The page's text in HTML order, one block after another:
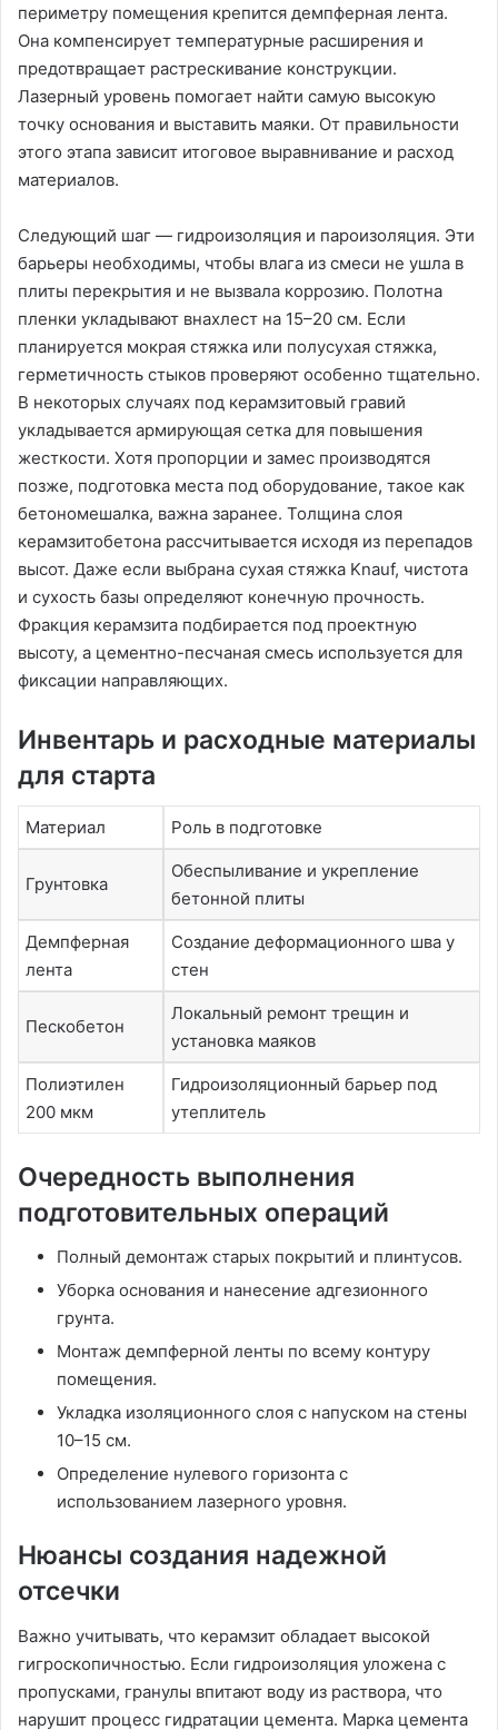
периметру помещения крепится демпферная лента.
Она компенсирует температурные расширения и
предотвращает растрескивание конструкции.
Лазерный уровень помогает найти самую высокую
точку основания и выставить маяки. От правильности
этого этапа зависит итоговое выравнивание и расход
материалов.
Следующий шаг — гидроизоляция и пароизоляция. Эти
барьеры необходимы, чтобы влага из смеси не ушла в
плиты перекрытия и не вызвала коррозию. Полотна
пленки укладывают внахлест на 15–20 см. Если
планируется мокрая стяжка или полусухая стяжка,
герметичность стыков проверяют особенно тщательно.
В некоторых случаях под керамзитовый гравий
укладывается армирующая сетка для повышения
жесткости. Хотя пропорции и замес производятся
позже, подготовка места под оборудование, такое как
бетономешалка, важна заранее. Толщина слоя
керамзитобетона рассчитывается исходя из перепадов
высот. Даже если выбрана сухая стяжка Knauf, чистота
и сухость базы определяют конечную прочность.
Фракция керамзита подбирается под проектную
высоту, а цементно-песчаная смесь используется для
фиксации направляющих.
Инвентарь и расходные материалы
для старта
Материал Роль в подготовке
Грунтовка
Обеспыливание и укрепление
бетонной плиты
Демпферная
лента
Создание деформационного шва у
стен
Пескобетон
Локальный ремонт трещин и
установка маяков
Полиэтилен
200 мкм
Гидроизоляционный барьер под
утеплитель
Очередность выполнения
подготовительных операций
Полный демонтаж старых покрытий и плинтусов.
Уборка основания и нанесение адгезионного
грунта.
Монтаж демпферной ленты по всему контуру
помещения.
Укладка изоляционного слоя с напуском на стены
10–15 см.
Определение нулевого горизонта с
использованием лазерного уровня.
Нюансы создания надежной
отсечки
Важно учитывать, что керамзит обладает высокой
гигроскопичностью. Если гидроизоляция уложена с
пропусками, гранулы впитают воду из раствора, что
нарушит процесс гидратации цемента. Марка цемента